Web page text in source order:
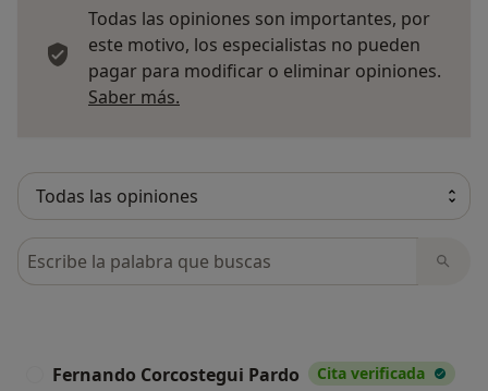
Todas las opiniones son importantes, por
este motivo, los especialistas no pueden
pagar para modificar o eliminar opiniones.
Saber más.
Busca en opiniones
Fernando Corcostegui Pardo Cita verificada